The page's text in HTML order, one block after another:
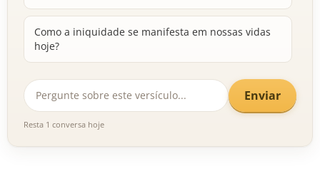
Como a iniquidade se manifesta em nossas vidas
hoje?
Enviar
Resta 1 conversa hoje